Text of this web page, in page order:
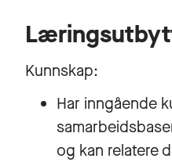
Kunnskap:
Har inngående
og kan relatere